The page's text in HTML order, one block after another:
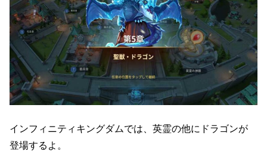
インフィニティキングダムでは、英霊の他にドラゴンが
登場するよ。